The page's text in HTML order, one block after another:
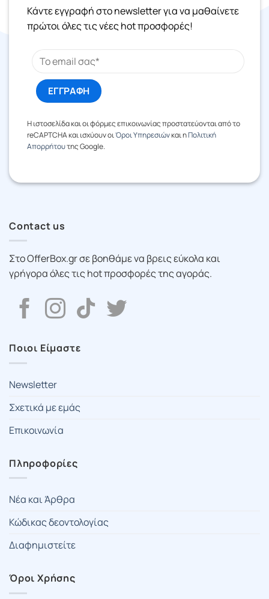
Κάντε εγγραφή στο newsletter για να μαθαίνετε
πρώτοι όλες τις νέες hot προσφορές!
Η ιστοσελίδα και οι φόρμες επικοινωνίας προστατεύονται από το
reCAPTCHA και ισχύουν οιΌροι Υπηρεσιώνκαι ηΠολιτική
Απορρήτουτης Google.
Contact us
Στο OfferBox.gr σε βοηθάμε να βρεις εύκολα και
γρήγορα όλες τις hot προσφορές της αγοράς.
Ποιοι Είμαστε
Newsletter
Σχετικά με εμάς
Επικοινωνία
Πληροφορίες
Νέα και Άρθρα
Κώδικας δεοντολογίας
Διαφημιστείτε
Όροι Χρήσης